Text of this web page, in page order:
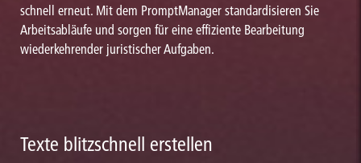
schnell erneut. Mit dem PromptManager standardisieren Sie
Arbeitsabläufe und sorgen für eine effiziente Bearbeitung
wiederkehrender juristischer Aufgaben.
Texte blitzschnell erstellen